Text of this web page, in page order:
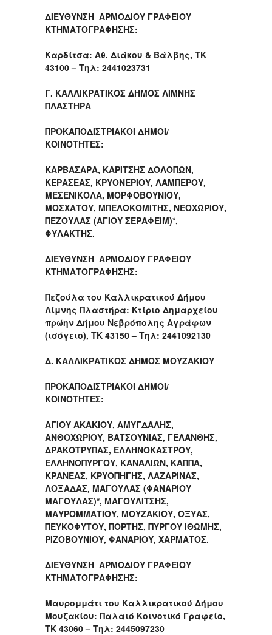
ΔΙΕΥΘΥΝΣΗ ΑΡΜΟΔΙΟΥ ΓΡΑΦΕΙΟΥ
ΚΤΗΜΑΤΟΓΡΑΦΗΣΗΣ:
Καρδίτσα: Αθ. Διάκου & Βάλβης, ΤΚ
43100 – Τηλ: 2441023731
Γ. ΚΑΛΛΙΚΡΑΤΙΚΟΣ ΔΗΜΟΣ ΛΙΜΝΗΣ
ΠΛΑΣΤΗΡΑ
ΠΡΟΚΑΠΟΔΙΣΤΡΙΑΚΟΙ ΔΗΜΟΙ/
ΚΟΙΝΟΤΗΤΕΣ:
ΚΑΡΒΑΣΑΡΑ, ΚΑΡΙΤΣΗΣ ΔΟΛΟΠΩΝ,
ΚΕΡΑΣΕΑΣ, ΚΡΥΟΝΕΡΙΟΥ, ΛΑΜΠΕΡΟΥ,
ΜΕΣΕΝΙΚΟΛΑ, ΜΟΡΦΟΒΟΥΝΙΟΥ,
ΜΟΣΧΑΤΟΥ, ΜΠΕΛΟΚΟΜΙΤΗΣ, ΝΕΟΧΩΡΙΟΥ,
ΠΕΖΟΥΛΑΣ (ΑΓΙΟΥ ΣΕΡΑΦΕΙΜ)*,
ΦΥΛΑΚΤΗΣ.
ΔΙΕΥΘΥΝΣΗ ΑΡΜΟΔΙΟΥ ΓΡΑΦΕΙΟΥ
ΚΤΗΜΑΤΟΓΡΑΦΗΣΗΣ:
Πεζούλα του Καλλικρατικού Δήμου
Λίμνης Πλαστήρα: Κτίριο Δημαρχείου
πρώην Δήμου Νεβρόπολης Αγράφων
(ισόγειο), ΤΚ 43150 – Τηλ: 2441092130
Δ. ΚΑΛΛΙΚΡΑΤΙΚΟΣ ΔΗΜΟΣ ΜΟΥΖΑΚΙΟΥ
ΠΡΟΚΑΠΟΔΙΣΤΡΙΑΚΟΙ ΔΗΜΟΙ/
ΚΟΙΝΟΤΗΤΕΣ:
ΑΓΙΟΥ ΑΚΑΚΙΟΥ, ΑΜΥΓΔΑΛΗΣ,
ΑΝΘΟΧΩΡΙΟΥ, ΒΑΤΣΟΥΝΙΑΣ, ΓΕΛΑΝΘΗΣ,
ΔΡΑΚΟΤΡΥΠΑΣ, ΕΛΛΗΝΟΚΑΣΤΡΟΥ,
ΕΛΛΗΝΟΠΥΡΓΟΥ, ΚΑΝΑΛΙΩΝ, ΚΑΠΠΑ,
ΚΡΑΝΕΑΣ, ΚΡΥΟΠΗΓΗΣ, ΛΑΖΑΡΙΝΑΣ,
ΛΟΞΑΔΑΣ, ΜΑΓΟΥΛΑΣ (ΦΑΝΑΡΙΟΥ
ΜΑΓΟΥΛΑΣ)*, ΜΑΓΟΥΛΙΤΣΗΣ,
ΜΑΥΡΟΜΜΑΤΙΟΥ, ΜΟΥΖΑΚΙΟΥ, ΟΞΥΑΣ,
ΠΕΥΚΟΦΥΤΟΥ, ΠΟΡΤΗΣ, ΠΥΡΓΟΥ ΙΘΩΜΗΣ,
ΡΙΖΟΒΟΥΝΙΟΥ, ΦΑΝΑΡΙΟΥ, ΧΑΡΜΑΤΟΣ.
ΔΙΕΥΘΥΝΣΗ ΑΡΜΟΔΙΟΥ ΓΡΑΦΕΙΟΥ
ΚΤΗΜΑΤΟΓΡΑΦΗΣΗΣ:
Μαυρομμάτι του Καλλικρατικού Δήμου
Μουζακίου: Παλαιό Κοινοτικό Γραφείο,
ΤΚ 43060 – Τηλ: 2445097230